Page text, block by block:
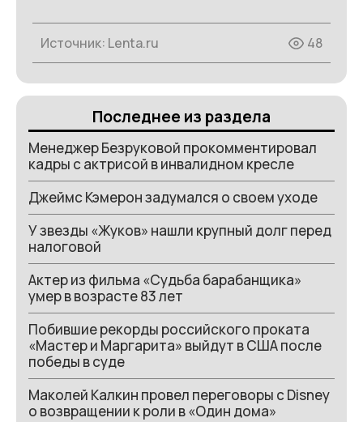
Последнее из раздела
Менеджер Безруковой прокомментировал
кадры с актрисой в инвалидном кресле
Джеймс Кэмерон задумался о своем уходе
У звезды «Жуков» нашли крупный долг перед
налоговой
Актер из фильма «Судьба барабанщика»
умер в возрасте 83 лет
Побившие рекорды российского проката
«Мастер и Маргарита» выйдут в США после
победы в суде
Маколей Калкин провел переговоры с Disney
о возвращении к роли в «Один дома»
Источник: Lenta.ru 48